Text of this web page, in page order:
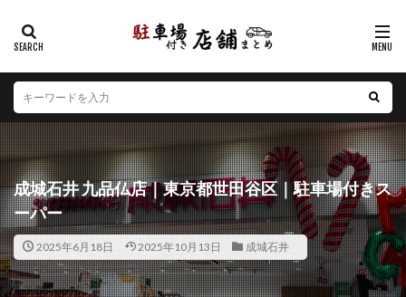
成城石井 九品仏店｜東京都世田谷区｜駐車場付きス
ーパー
2025年6月18日 2025年10月13日 成城石井
カテゴリー
エリア
北海道 青森県 岩手県 宮城県
秋田県
山形県
福島県 茨城県 栃木県
群馬県
埼玉県
千葉県 東京都 神奈川県
新潟県
山梨県
長野県 富山県 石川県
福井県
岐阜県
静岡県 愛知県 三重県
滋賀県
京都府
大阪府 兵庫県 奈良県
和歌山県